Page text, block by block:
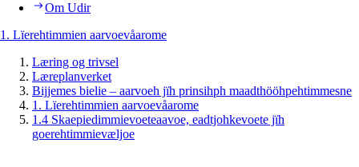
Om Udir
1. Lïerehtimmien aarvoevåarome
Læring og trivsel
Læreplanverket
Bijjemes bielie – aarvoeh jïh prinsihph maadthööhpehtimmesne
1. Lïerehtimmien aarvoevåarome
1.4 Skaepiedimmievoeteaavoe, eadtjohkevoete jïh
goerehtimmievæljoe